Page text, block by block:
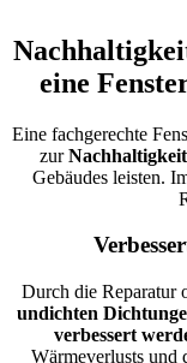
eine
Eine fachgerechte
zur
Gebäudes leisten.
Durch die Reparatur
undichten
verbessert
Wärmeverlusts und